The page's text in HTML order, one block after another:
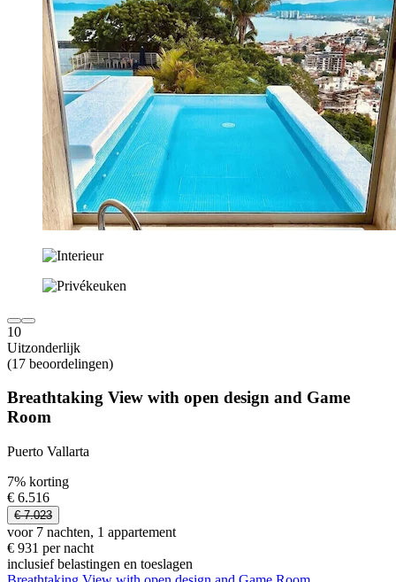
10
Uitzonderlijk
(17 beoordelingen)
Breathtaking View with open design and Game
Room
Puerto Vallarta
7% korting
€ 6.516
€ 7.023
voor 7 nachten, 1 appartement
€ 931 per nacht
inclusief belastingen en toeslagen